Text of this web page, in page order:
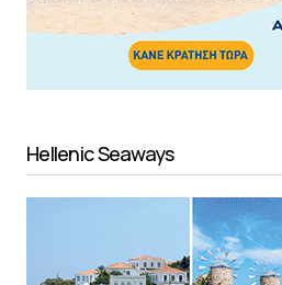
Hellenic Seaways